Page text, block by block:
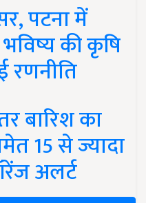
पटना में
की कृषि
रणनीति
बारिश का
15 से ज्यादा
अलर्ट